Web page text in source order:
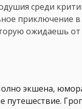
среди
приключение
ожидаешь
экшена,